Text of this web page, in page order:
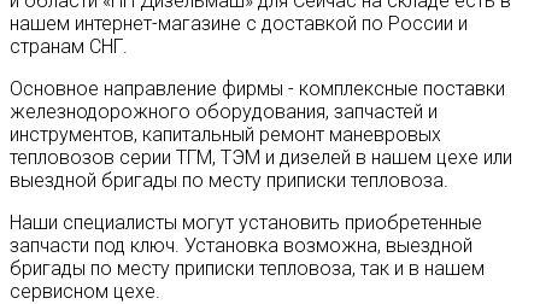
нашем интернет-магазине с доставкой по России и
странам СНГ.
Основное направление фирмы - комплексные поставки
железнодорожного оборудования, запчастей и
инструментов, капитальный ремонт маневровых
тепловозов серии ТГМ, ТЭМ и дизелей в нашем цехе или
выездной бригады по месту приписки тепловоза.
Наши специалисты могут установить приобретенные
запчасти под ключ. Установка возможна, выездной
бригады по месту приписки тепловоза, так и в нашем
сервисном цехе.